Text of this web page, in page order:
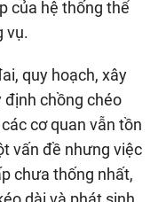
của hệ thống thể
vụ.
quy hoạch, xây
chồng chéo
cơ quan vẫn tồn
vấn đề nhưng việc
chưa thống nhất,